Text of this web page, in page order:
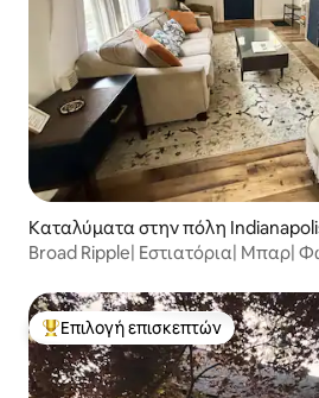
Καταλύματα στην πόλη
Broad Ripple| Εστιατόρια| Μπαρ|
Κορυφαία επιλογή επισκεπτών
Επιλογή επισκεπτών